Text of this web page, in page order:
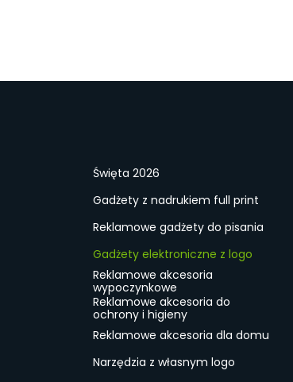
Święta 2026
Gadżety z nadrukiem full print
Reklamowe gadżety do pisania
Gadżety elektroniczne z logo
Reklamowe akcesoria
wypoczynkowe
Reklamowe akcesoria do
ochrony i higieny
Reklamowe akcesoria dla domu
Narzędzia z własnym logo